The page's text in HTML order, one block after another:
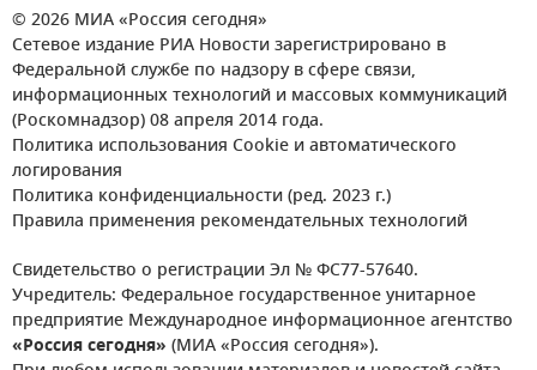
© 2026 МИА «Россия сегодня»
Сетевое издание РИА Новости зарегистрировано в
Федеральной службе по надзору в сфере связи,
информационных технологий и массовых коммуникаций
(Роскомнадзор) 08 апреля 2014 года.
Политика использования Cookie и автоматического
логирования
Политика конфиденциальности (ред. 2023 г.)
Правила применения рекомендательных технологий
Свидетельство о регистрации Эл № ФС77-57640.
Учредитель: Федеральное государственное унитарное
предприятие Международное информационное агентство
«Россия сегодня» (МИА «Россия сегодня»).